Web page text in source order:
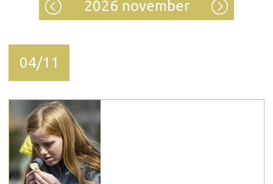
2026 november
04/11